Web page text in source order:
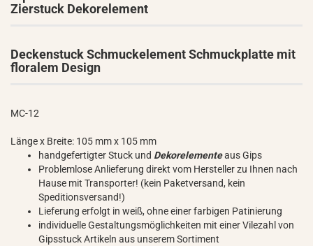
Zierstuck Dekorelement
Deckenstuck Schmuckelement Schmuckplatte mit
floralem Design
MC-12
Länge x Breite: 105 mm x 105 mm
handgefertigter Stuck und Dekorelementeaus Gips
Problemlose Anlieferung direkt vom Hersteller zu Ihnen nach
Hause mit Transporter! (kein Paketversand, kein
Speditionsversand!)
Lieferung erfolgt in weiß, ohne einer farbigen Patinierung
individuelle Gestaltungsmöglichkeiten mit einer Vilezahl von
Gipsstuck Artikeln aus unserem Sortiment